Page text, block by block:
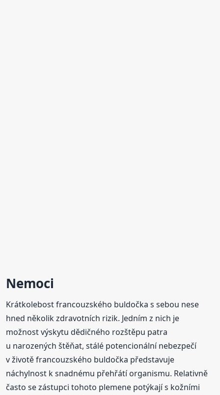
Nemoci
Krátkolebost francouzského buldočka s sebou nese
hned několik zdravotních rizik. Jedním z nich je
možnost výskytu dědičného rozštěpu patra
u narozených štěňat, stálé potencionální nebezpečí
v životě francouzského buldočka představuje
náchylnost k snadnému přehřátí organismu. Relativně
často se zástupci tohoto plemene potýkají s kožními